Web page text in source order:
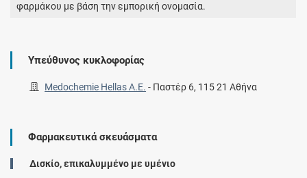
φαρμάκου με βάση την εμπορική ονομασία.
Υπεύθυνος κυκλοφορίας
Medochemie Hellas Α.Ε. - Παστέρ 6, 115 21 Αθήνα
Φαρμακευτικά σκευάσματα
Δισκίο, επικαλυμμένο με υμένιο